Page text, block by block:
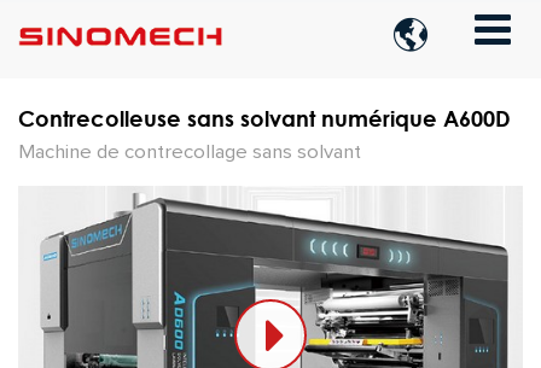

Contrecolleuse sans solvant numérique A600D
Machine de contrecollage sans solvant